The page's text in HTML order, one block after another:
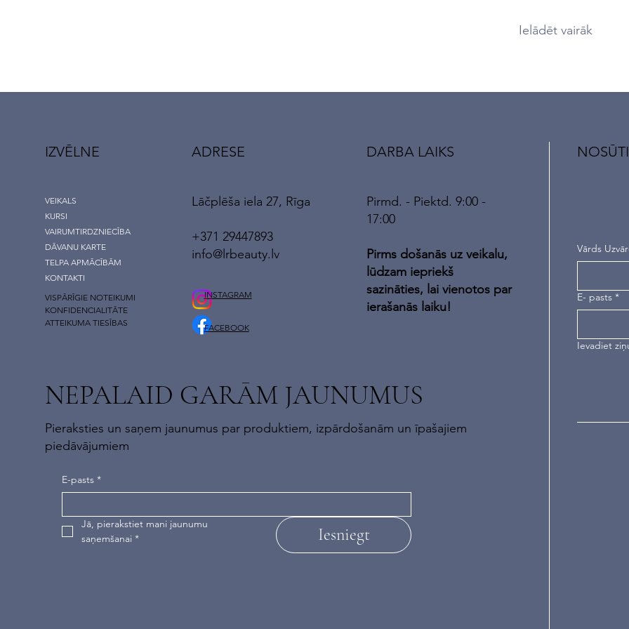
Ielādēt vairāk
IZVĒLNE
VEIKALS
KURSI
VAIRUMTIRDZNIECĪBA
DĀVANU KARTE
TELPA APMĀCĪBĀM
KONTAKTI
VISPĀRĪGIE NOTEIKUMI
KONFIDENCIALITĀTE
ATTEIKUMA TIESĪBAS
ADRESE
Lāčplēša iela 27, Rīga
+371 29447893
info@lrbeauty.lv
INSTAGRAM
FACEBOOK
DARBA LAIKS
Pirmd. - Piektd. 9:00 -
17:00
Pirms došanās uz veikalu,
lūdzam iepriekš
sazināties, lai vienotos par
ierašanās laiku!
Vārds
E- pasts *
Ievadiet
NEPALAID GARĀM JAUNUMUS
Pieraksties un saņem jaunumus par produktiem, izpārdošanām un īpašajiem
piedāvājumiem
E-pasts *
Jā, pierakstiet mani jaunumu
saņemšanai * Iesniegt